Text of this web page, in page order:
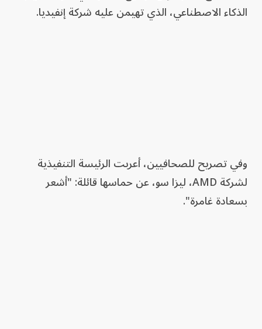
الذكاء الاصطناعي، الذي تهيمن عليه شركة إنفيديا.
وفي تصريح للصحافيين، أعربت الرئيسة التنفيذية
لشركة AMD، ليزا سو، عن حماسها قائلة: "أشعر
بسعادة غامرة".